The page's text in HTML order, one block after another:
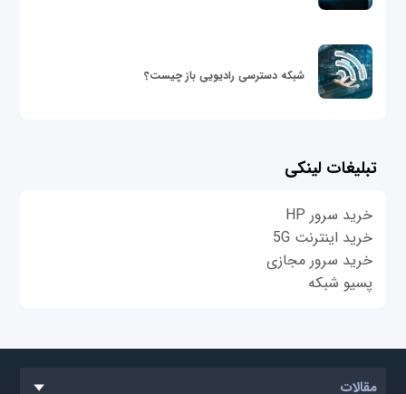
شبکه دسترسی رادیویی باز چیست؟
تبلیغات لینکی
خرید سرور HP
خرید اینترنت 5G
خرید سرور مجازی
پسیو شبکه
مقالات